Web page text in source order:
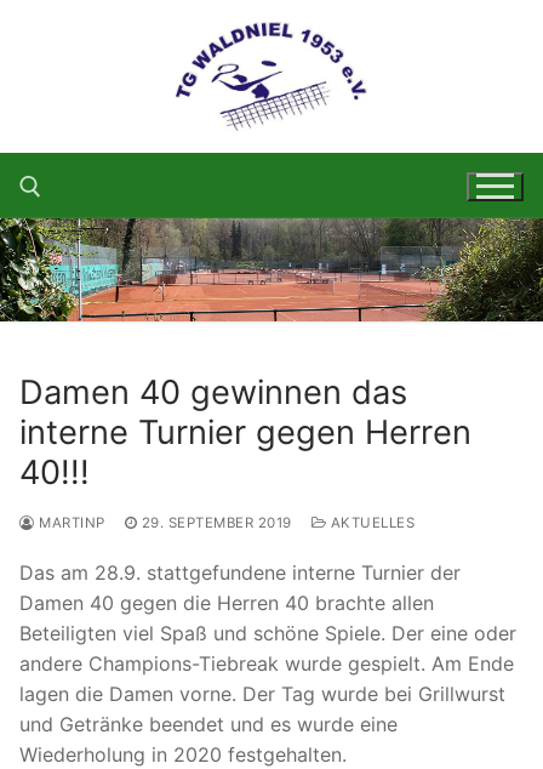
Suchen nach:
Damen 40 gewinnen das
interne Turnier gegen Herren
40!!!
MARTINP 29. SEPTEMBER 2019 AKTUELLES
Das am 28.9. stattgefundene interne Turnier der
Damen 40 gegen die Herren 40 brachte allen
Beteiligten viel Spaß und schöne Spiele. Der eine oder
andere Champions-Tiebreak wurde gespielt. Am Ende
lagen die Damen vorne. Der Tag wurde bei Grillwurst
und Getränke beendet und es wurde eine
Wiederholung in 2020 festgehalten.